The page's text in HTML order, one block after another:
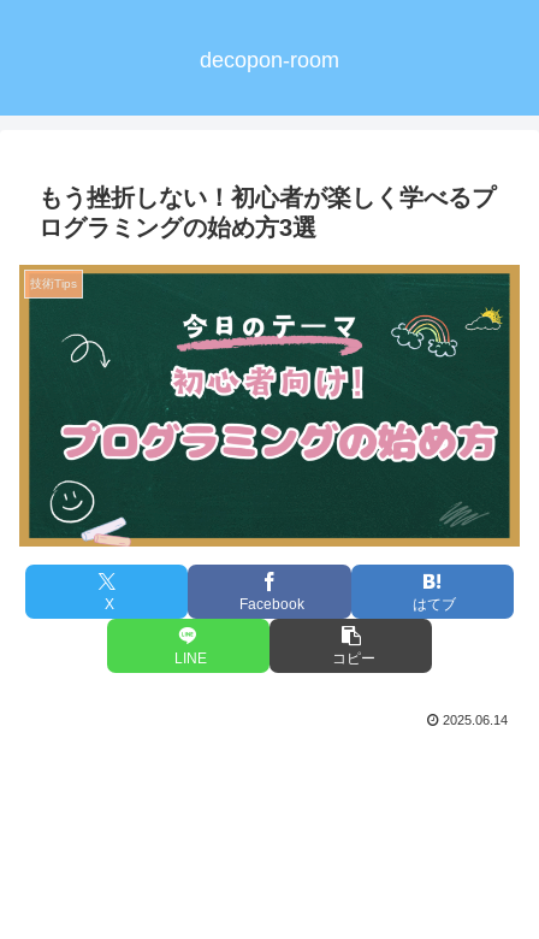
decopon-room
もう挫折しない！初心者が楽しく学べるプ
ログラミングの始め方3選
技術Tips
X Facebook はてブ
LINE コピー
2025.06.14